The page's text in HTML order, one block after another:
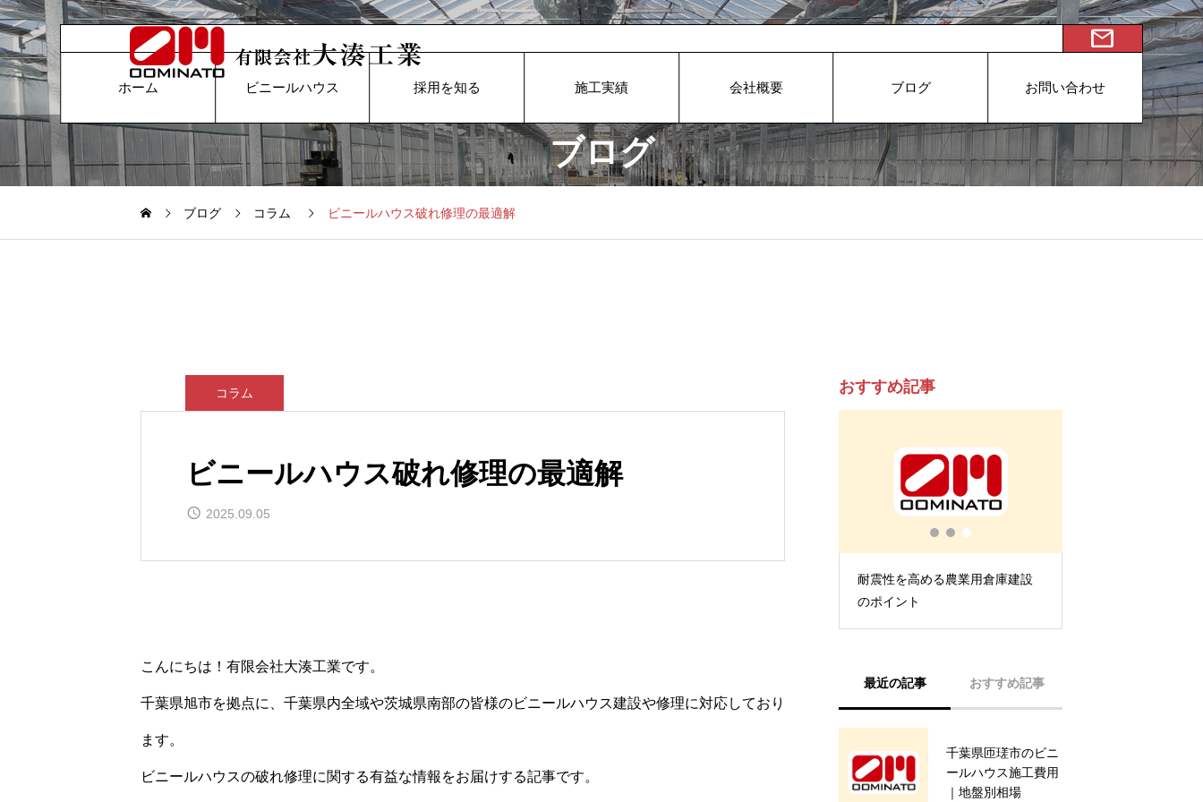
mail
ホーム ビニールハウス 採用を知る 施工実績 会社概要 ブログ お問い合わせ
ブログ
ブログ コラム ビニールハウス破れ修理の最適解
コラム
ビニールハウス破れ修理の最適解
2025.09.05
こんにちは！有限会社大湊工業です。
千葉県旭市を拠点に、千葉県内全域や茨城県南部の皆様のビニールハウス建設や修理に対応しており
ます。
ビニールハウスの破れ修理に関する有益な情報をお届けする記事です。
おすすめ記事
耐震性を高める農業用倉庫建設
のポイント
最近の記事 おすすめ記事
千葉県匝瑳市のビニ
ールハウス施工費用
｜地盤別相場
ビニールハウス建設
の流れと各ステップ
の意義